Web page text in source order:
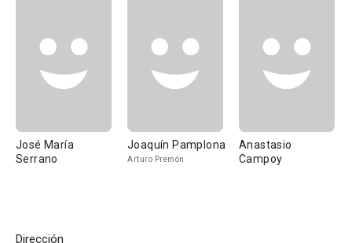
José María
Serrano
Joaquín Pamplona
Arturo Premón
Anastasio
Campoy
Dirección